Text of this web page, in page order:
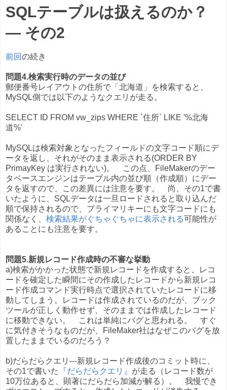
SQLテーブルは扱えるのか？
― その2
前回の続き
問題4.検索実行時のデータの並び
郵便番号レイアウトの住所で「北海道」を検索すると、
MySQL側では以下のようなクエリが走る。
SELECT ID FROM vw_zips WHERE `住所` LIKE '%北海
道%'
MySQLは検索対象となったフィールドの文字コード順にデ
ータを返し、それがそのまま表示される(ORDER BY
PrimayKey は実行されない)。 この点、FileMakerのデー
タベースエンジンはテーブル内の並び順（作成順）にデー
タを返すので、この差異には注意を要す。 尚、その1で書
いたように、SQLデータは一旦ロードされると取り込んだ
順で保持されるので、プライマリキーにも文字コードにも
関係なく、 検索結果がぐちゃぐちゃに表示される可能性が
あることにも注意を要す。
問題5.新規レコード作成時の不審な挙動
a)検索がかかった状態で新規レコードを作成すると、レコ
ードを確定した瞬間にその作成したレコードから新規レコ
ード作成コマンド実行時点で選択されていたレコードに移
動してしまう。レコードは作成されているのだが、ブック
ツールが正しく動作せず、そのままでは作成したレコード
に移動できない。 これは単純にバグと思われる。 すぐ
に気付きそうなものだが、FileMaker社はなぜこのバグを放
置したままでいるのだろう？
b)だらだらクエリ---新規レコード作成後のコミット時に、
その1で書いた
『だらだらクエリ』 が走る（レコード数が
10万位あると、顕著にだらだら加減が解る）。 我慢でき